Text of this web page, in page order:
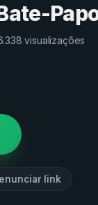
visualizações
link